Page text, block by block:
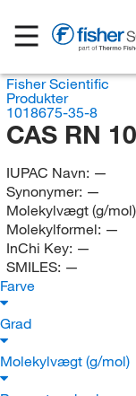
Fisher Scientific
Produkter
1018675-35-8
CAS RN
IUPAC Navn: —
Synonymer: —
Molekylvægt (g/
Molekylformel: —
InChi Key: —
SMILES: —
Farve
Grad
Molekylvægt (g/mol)